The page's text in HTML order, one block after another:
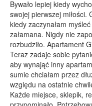
Bywało lepiej kiedy
swojej pierwszej miłości.
kiedy zaczynałam
załamana. Nigdy nie
rozbudziło. Apartament
Teraz zadaje sobie
aby wynająć inny
sumie chciałam przez
względu na ostatnie
Każde miejsce, sklepik,